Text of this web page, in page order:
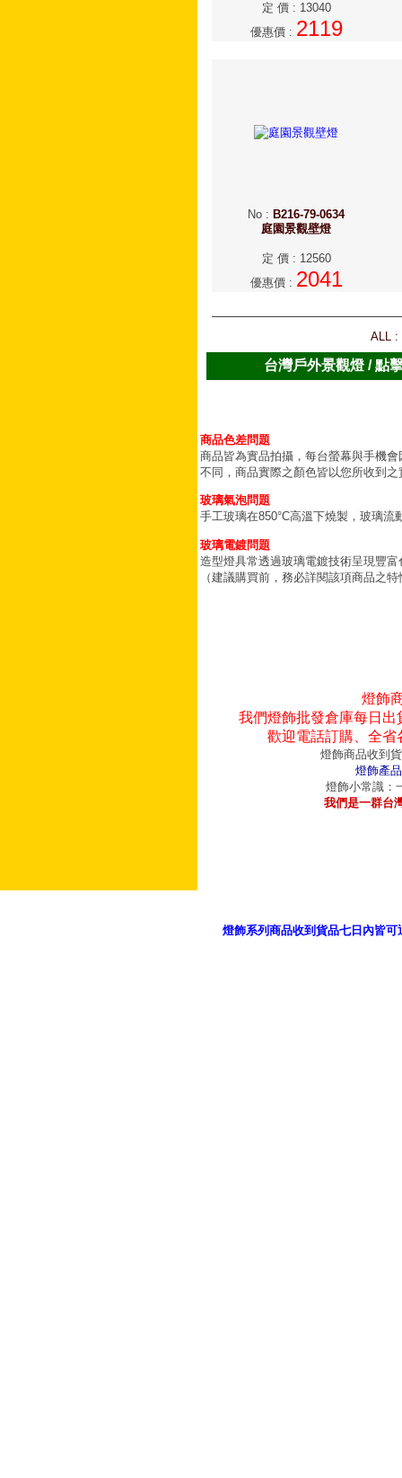
定 價: 13040
優惠價: 2119
No : B216-79-0634
庭園景觀壁燈
定 價: 12560
優惠價: 2041
ALL :
台灣戶外景觀燈 / 點
商品色差問題
商品皆為實品拍攝，每台螢幕與手機
不同，商品實際之顏色皆以您所收到之
玻璃氣泡問題
手工玻璃在850°C高溫下燒製，玻璃
玻璃電鍍問題
造型燈具常透過玻璃電鍍技術呈現豐
（建議購買前，務必詳閱該項商品之
燈飾
我們燈飾批發倉庫每日
歡迎電話訂購、全
燈飾商品收到
燈飾產
燈飾小常識：
我們是一群台
燈飾系列商品收到貨品七日內皆